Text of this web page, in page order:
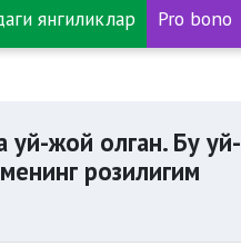
янгиликлар Pro bono
уй-жой олган. Бу уй-
розилигим